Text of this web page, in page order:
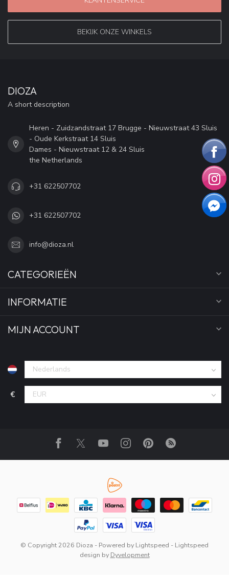
BEKIJK ONZE WINKELS
DIOZA
A short description
Heren - Zuidzandstraat 17 Brugge - Nieuwstraat 43 Sluis
- Oude Kerkstraat 14 Sluis
Dames - Nieuwstraat 12 & 24 Sluis
the Netherlands
+31 622507702
+31 622507702
info@dioza.nl
CATEGORIEËN
INFORMATIE
MIJN ACCOUNT
€
© Copyright 2026 Dioza - Powered by Lightspeed - Lightspeed
design by Dyvelopment